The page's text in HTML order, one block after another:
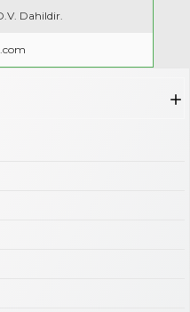
Dahildir.